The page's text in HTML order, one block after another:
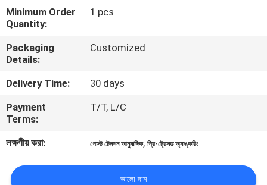
কারখানা
পরিদর্শন
গুণমান
নিয়ন্ত্রণ
আমাদের
সাথে
যোগাযোগ
Minimum Order
Quantity:
1 pcs
Packaging
Details:
Customized
Delivery Time:
30 days
Payment
Terms:
T/T, L/C
লক্ষণীয় করা: পোস্ট টেনশন আনুষাঙ্গিক,প্রি-ট্রেসড অ্যাঙ্করিং
ভালো দাম